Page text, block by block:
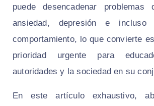
puede desencadenar problemas
ansiedad, depresión e incluso
comportamiento, lo que convierte
prioridad urgente para
autoridades y la sociedad en su
En este artículo exhaustivo,